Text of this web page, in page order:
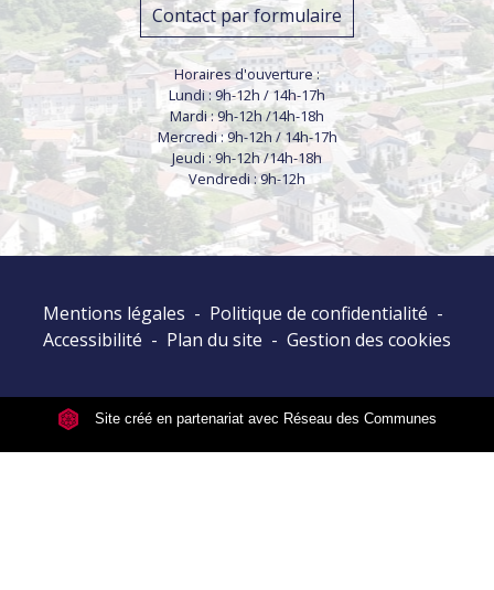
Contact par formulaire
Horaires d'ouverture :
Lundi : 9h-12h / 14h-17h
Mardi : 9h-12h /14h-18h
Mercredi : 9h-12h / 14h-17h
Jeudi : 9h-12h /14h-18h
Vendredi : 9h-12h
Mentions légales - Politique de confidentialité -
Accessibilité - Plan du site - Gestion des cookies
Site créé en partenariat avec Réseau des Communes